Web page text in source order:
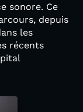
sonore. Ce
depuis
les
récents